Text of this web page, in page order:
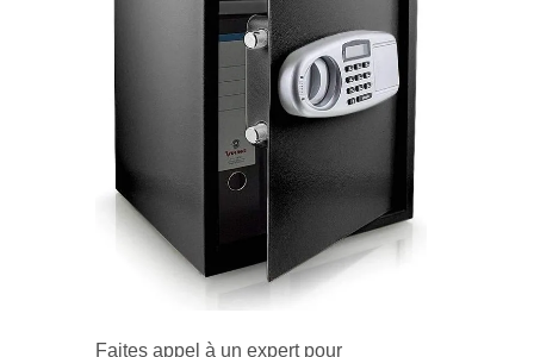
Faites appel à un expert pour